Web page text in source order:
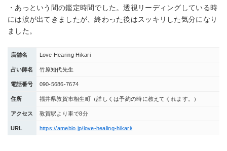
・あっという間の鑑定時間でした。透視リーディングしている時
には涙が出てきましたが、終わった後はスッキリした気分になり
ました。
店舗名 Love Hearing Hikari
占い師名 竹原知代先生
電話番号 090-5686-7674
住所 福井県敦賀市相生町（詳しくは予約の時に教えてくれます。）
アクセス 敦賀駅より車で8分
URL https://ameblo.jp/love-healing-hikari/